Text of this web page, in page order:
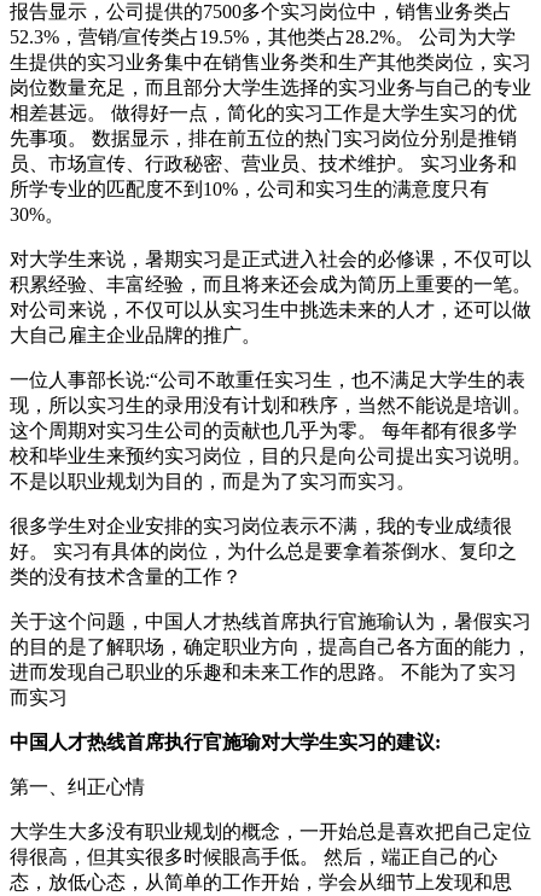
报告显示，公司提供的7500多个实习岗位中，销售业务类占
52.3%，营销/宣传类占19.5%，其他类占28.2%。 公司为大学
生提供的实习业务集中在销售业务类和生产其他类岗位，实习
岗位数量充足，而且部分大学生选择的实习业务与自己的专业
相差甚远。 做得好一点，简化的实习工作是大学生实习的优
先事项。 数据显示，排在前五位的热门实习岗位分别是推销
员、市场宣传、行政秘密、营业员、技术维护。 实习业务和
所学专业的匹配度不到10%，公司和实习生的满意度只有
30%。
对大学生来说，暑期实习是正式进入社会的必修课，不仅可以
积累经验、丰富经验，而且将来还会成为简历上重要的一笔。
对公司来说，不仅可以从实习生中挑选未来的人才，还可以做
大自己雇主企业品牌的推广。
一位人事部长说:“公司不敢重任实习生，也不满足大学生的表
现，所以实习生的录用没有计划和秩序，当然不能说是培训。
这个周期对实习生公司的贡献也几乎为零。 每年都有很多学
校和毕业生来预约实习岗位，目的只是向公司提出实习说明。
不是以职业规划为目的，而是为了实习而实习。
很多学生对企业安排的实习岗位表示不满，我的专业成绩很
好。 实习有具体的岗位，为什么总是要拿着茶倒水、复印之
类的没有技术含量的工作？
关于这个问题，中国人才热线首席执行官施瑜认为，暑假实习
的目的是了解职场，确定职业方向，提高自己各方面的能力，
进而发现自己职业的乐趣和未来工作的思路。 不能为了实习
而实习
中国人才热线首席执行官施瑜对大学生实习的建议:
第一、纠正心情
大学生大多没有职业规划的概念，一开始总是喜欢把自己定位
得很高，但其实很多时候眼高手低。 然后，端正自己的心
态，放低心态，从简单的工作开始，学会从细节上发现和思